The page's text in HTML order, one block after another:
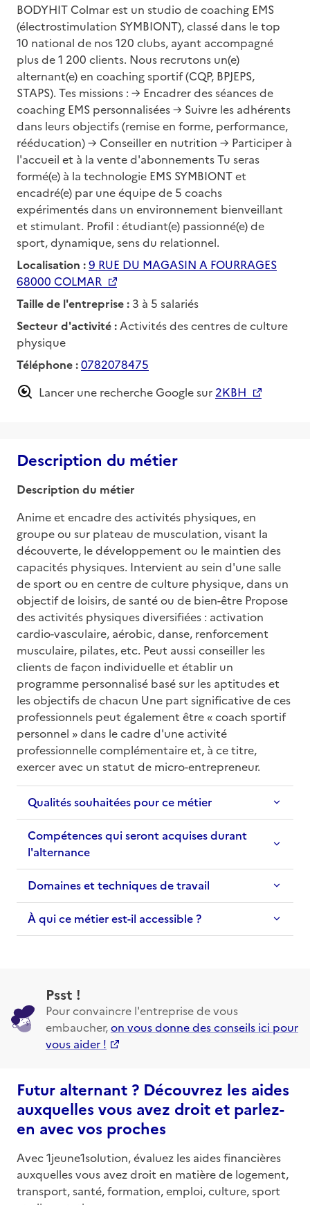
BODYHIT Colmar est un studio de coaching EMS
(électrostimulation SYMBIONT), classé dans le top
10 national de nos 120 clubs, ayant accompagné
plus de 1 200 clients. Nous recrutons un(e)
alternant(e) en coaching sportif (CQP, BPJEPS,
STAPS). Tes missions : → Encadrer des séances de
coaching EMS personnalisées → Suivre les adhérents
dans leurs objectifs (remise en forme, performance,
rééducation) → Conseiller en nutrition → Participer à
l'accueil et à la vente d'abonnements Tu seras
formé(e) à la technologie EMS SYMBIONT et
encadré(e) par une équipe de 5 coachs
expérimentés dans un environnement bienveillant
et stimulant. Profil : étudiant(e) passionné(e) de
sport, dynamique, sens du relationnel.
Localisation :9 RUE DU MAGASIN A FOURRAGES
68000 COLMAR
Taille de l'entreprise : 3 à 5 salariés
Secteur d'activité : Activités des centres de culture
physique
Téléphone :0782078475
Lancer une recherche Google sur 2KBH
Description du métier
Description du métier
Anime et encadre des activités physiques, en
groupe ou sur plateau de musculation, visant la
découverte, le développement ou le maintien des
capacités physiques. Intervient au sein d'une salle
de sport ou en centre de culture physique, dans un
objectif de loisirs, de santé ou de bien-être Propose
des activités physiques diversifiées : activation
cardio-vasculaire, aérobic, danse, renforcement
musculaire, pilates, etc. Peut aussi conseiller les
clients de façon individuelle et établir un
programme personnalisé basé sur les aptitudes et
les objectifs de chacun Une part significative de ces
professionnels peut également être « coach sportif
personnel » dans le cadre d'une activité
professionnelle complémentaire et, à ce titre,
exercer avec un statut de micro-entrepreneur.
Qualités souhaitées pour ce métier
Compétences qui seront acquises durant
l'alternance
Domaines et techniques de travail
À qui ce métier est-il accessible ?
Psst !
Pour convaincre l'entreprise de vous
embaucher,on vous donne des conseils ici pour
vous aider !
Futur alternant ? Découvrez les aides
auxquelles vous avez droit et parlez-
en avec vos proches
Avec 1jeune1solution, évaluez les aides financières
auxquelles vous avez droit en matière de logement,
transport, santé, formation, emploi, culture, sport